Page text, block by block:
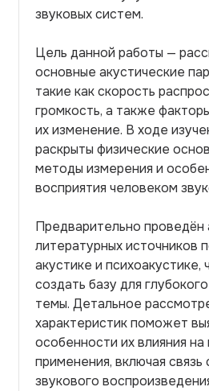
звуковых систем.
Цель данной работы —
основные акустические
такие как скорость
громкость, а также
их изменение. В ходе
раскрыты физические
методы измерения и
восприятия человеком
Предварительно проведён
литературных источников
акустике и психоакустике,
создать базу для
темы. Детальное
характеристик поможет
особенности их влияния на
применения, включая связь
звукового